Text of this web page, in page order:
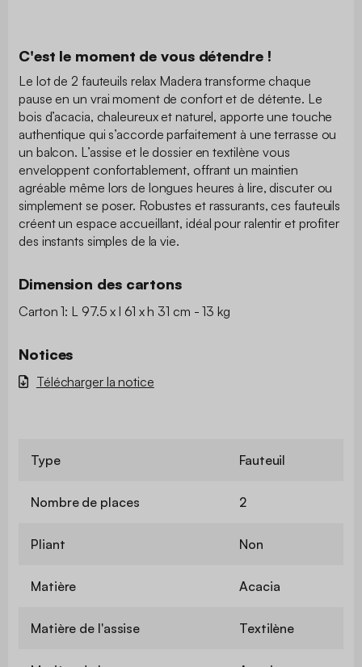
C'est le moment de vous détendre !
Le lot de 2 fauteuils relax Madera transforme chaque
pause en un vrai moment de confort et de détente. Le
bois d’acacia, chaleureux et naturel, apporte une touche
authentique qui s’accorde parfaitement à une terrasse ou
un balcon. L’assise et le dossier en textilène vous
enveloppent confortablement, offrant un maintien
agréable même lors de longues heures à lire, discuter ou
simplement se poser. Robustes et rassurants, ces fauteuils
créent un espace accueillant, idéal pour ralentir et profiter
des instants simples de la vie.
Dimension des cartons
Carton 1: L 97.5 x l 61 x h 31 cm - 13 kg
Notices
Télécharger la notice
Type Fauteuil
Nombre de places 2
Pliant Non
Matière Acacia
Matière de l'assise Textilène